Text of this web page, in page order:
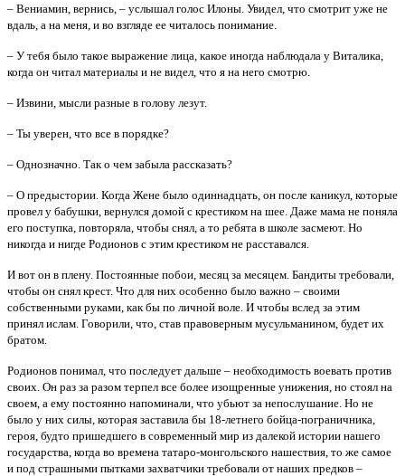
– Вениамин, вернись, – услышал голос Илоны. Увидел, что смотрит уже не
вдаль, а на меня, и во взгляде ее читалось понимание.
– У тебя было такое выражение лица, какое иногда наблюдала у Виталика,
когда он читал материалы и не видел, что я на него смотрю.
– Извини, мысли разные в голову лезут.
– Ты уверен, что все в порядке?
– Однозначно. Так о чем забыла рассказать?
– О предыстории. Когда Жене было одиннадцать, он после каникул, которые
провел у бабушки, вернулся домой с крестиком на шее. Даже мама не поняла
его поступка, повторяла, чтобы снял, а то ребята в школе засмеют. Но
никогда и нигде Родионов с этим крестиком не расставался.
И вот он в плену. Постоянные побои, месяц за месяцем. Бандиты требовали,
чтобы он снял крест. Что для них особенно было важно – своими
собственными руками, как бы по личной воле. И чтобы вслед за этим
принял ислам. Говорили, что, став правоверным мусульманином, будет их
братом.
Родионов понимал, что последует дальше – необходимость воевать против
своих. Он раз за разом терпел все более изощренные унижения, но стоял на
своем, а ему постоянно напоминали, что убьют за непослушание. Но не
было у них силы, которая заставила бы 18-летнего бойца-пограничника,
героя, будто пришедшего в современный мир из далекой истории нашего
государства, когда во времена татаро-монгольского нашествия, то же самое
и под страшными пытками захватчики требовали от наших предков –